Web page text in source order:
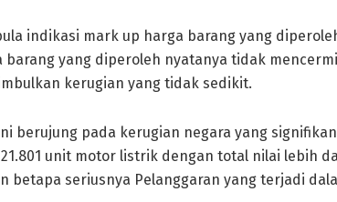
indikasi mark up harga barang yang
barang yang diperoleh nyatanya tidak
kerugian yang tidak sedikit.
berujung pada kerugian negara yang
unit motor listrik dengan total nilai lebih
betapa seriusnya Pelanggaran yang terjadi